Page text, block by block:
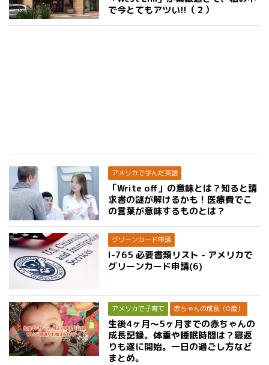
で今とてもアツい!!（２）
アメリカで学んだ英語
「Write off」の意味とは？知ると請
求書の謎が解けるかも！医療費でこ
の言葉が意味するものとは？
グリーンカード申請
I-765 必要書類リスト - アメリカで
グリーンカード申請(6)
アメリカで子育て 赤ちゃんの成長（0歳）
生後4ヶ月〜5ヶ月までの赤ちゃんの
成長記録。体重や睡眠時間は？寝返
りも遂に開始。一日の過ごし方など
まとめ。